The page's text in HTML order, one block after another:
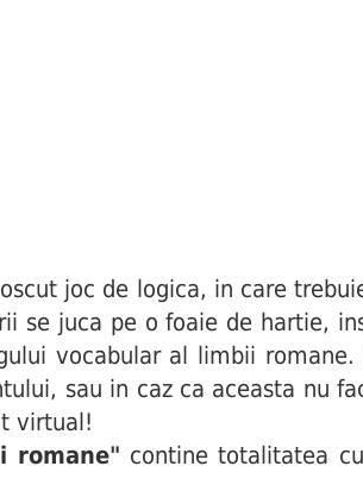
joc de logica, in care
se juca pe o foaie de hartie,
vocabular al limbii
sau in caz ca aceasta nu
virtual!
romane" contine totalitatea